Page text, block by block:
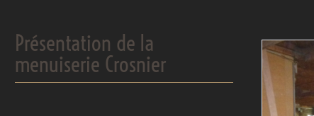
Présentation de la
menuiserie Crosnier